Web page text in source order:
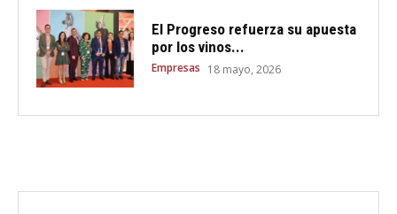
El Progreso refuerza su apuesta
por los vinos...
Empresas 18 mayo, 2026